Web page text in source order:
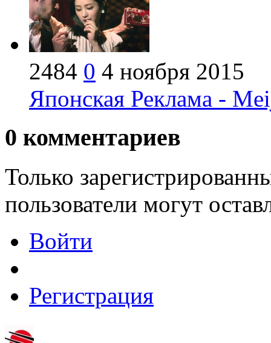
2484 0 4 ноября 2015
Японская Реклама -
0 комментариев
Только
пользователи могут
Войти
Регистрация